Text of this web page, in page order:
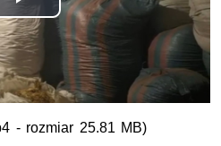
Odtwórz
wideo
- rozmiar 25.81 MB)